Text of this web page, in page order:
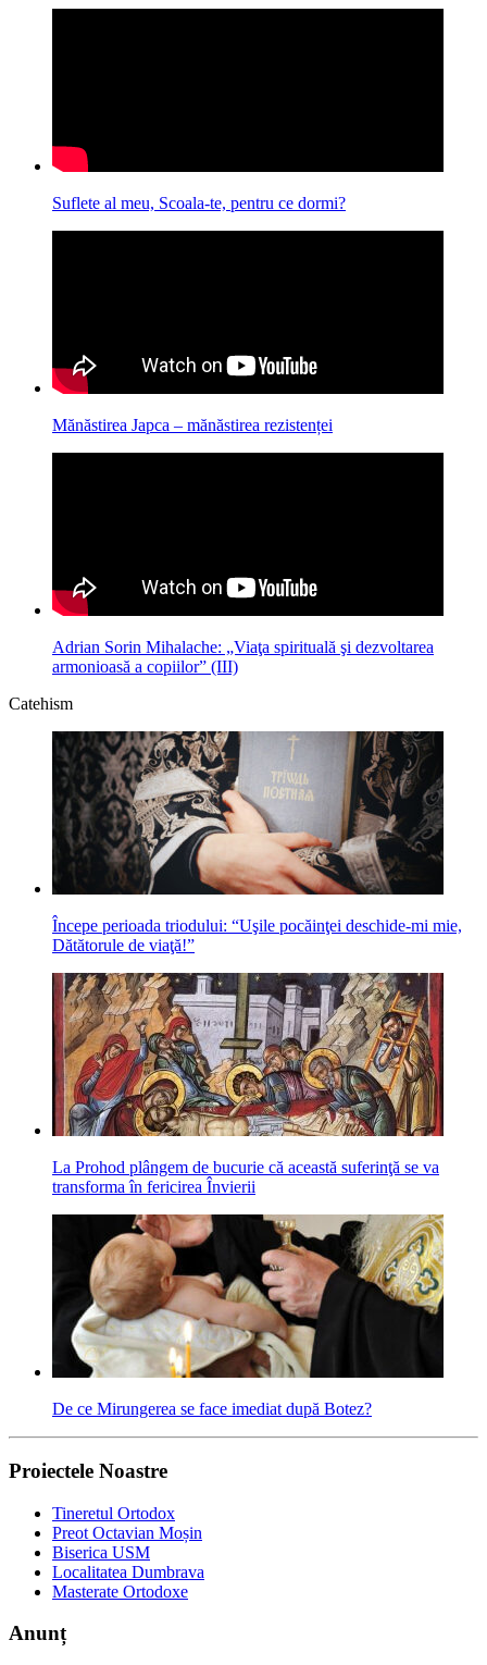
Suflete al meu, Scoala-te, pentru ce dormi?
Mănăstirea Japca – mănăstirea rezistenței
Adrian Sorin Mihalache: „Viaţa spirituală şi dezvoltarea
armonioasă a copiilor” (III)
Catehism
Începe perioada triodului: “Uşile pocăinţei deschide-mi mie,
Dătătorule de viaţă!”
La Prohod plângem de bucurie că această suferinţă se va
transforma în fericirea Învierii
De ce Mirungerea se face imediat după Botez?
Proiectele Noastre
Tineretul Ortodox
Preot Octavian Moșin
Biserica USM
Localitatea Dumbrava
Masterate Ortodoxe
Anunț